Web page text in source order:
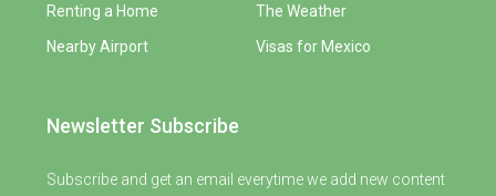
Renting a Home
Nearby Airport
The Weather
Visas for Mexico
Newsletter Subscribe
Subscribe and get an email everytime we add new content